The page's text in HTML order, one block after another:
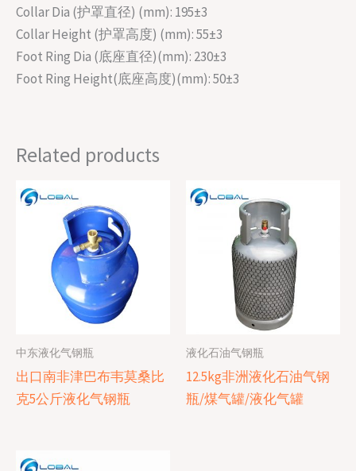
Collar Dia (护罩直径) (mm): 195±3
Collar Height (护罩高度) (mm): 55±3
Foot Ring Dia (底座直径)(mm): 230±3
Foot Ring Height(底座高度)(mm): 50±3
Related products
中东液化气钢瓶
出口南非津巴布韦莫桑比
克5公斤液化气钢瓶
液化石油气钢瓶
12.5kg非洲液化石油气钢
瓶/煤气罐/液化气罐